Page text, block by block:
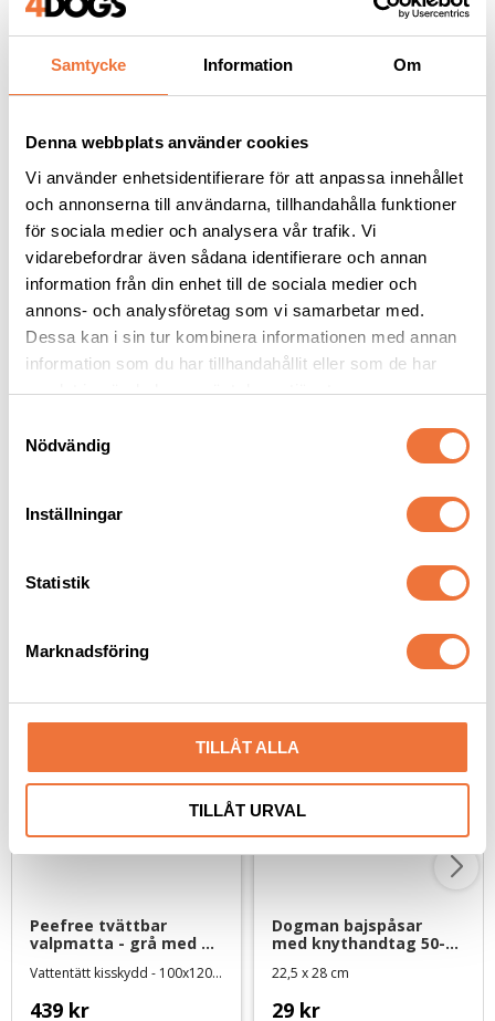
Samtycke Information Om
Denna webbplats använder cookies
Vi använder enhetsidentifierare för att anpassa innehållet
och annonserna till användarna, tillhandahålla funktioner
för sociala medier och analysera vår trafik. Vi
vidarebefordrar även sådana identifierare och annan
information från din enhet till de sociala medier och
annons- och analysföretag som vi samarbetar med.
Dessa kan i sin tur kombinera informationen med annan
information som du har tillhandahållit eller som de har
samlat in när du har använt deras tjänster.
Nödvändig
Inställningar
Statistik
Marknadsföring
TILLÅT ALLA
TILLÅT URVAL
Tjocklek ca 28 mm. Finns i tre storlekar
Senaste besökta produkter
Peefree tvättbar
valpmatta - grå med
cm
​Vattentätt kisskydd - 100x120 cm
439 kr
Dogman bajspåsar
med knythandtag 50-
22,5 x 28 cm
29 kr